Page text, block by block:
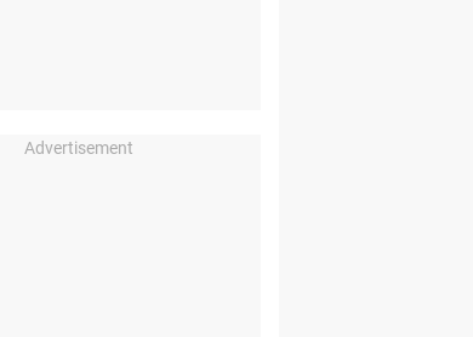
Advertisement